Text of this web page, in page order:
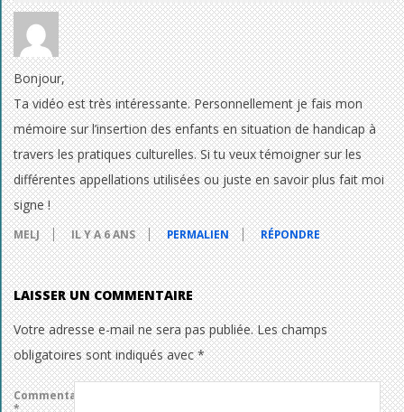
Bonjour,
Ta vidéo est très intéressante. Personnellement je fais mon
mémoire sur l’insertion des enfants en situation de handicap à
travers les pratiques culturelles. Si tu veux témoigner sur les
différentes appellations utilisées ou juste en savoir plus fait moi
signe !
MELJ IL Y A 6 ANS PERMALIEN RÉPONDRE
LAISSER UN COMMENTAIRE
Votre adresse e-mail ne sera pas publiée. Les champs
obligatoires sont indiqués avec*
Commentaire